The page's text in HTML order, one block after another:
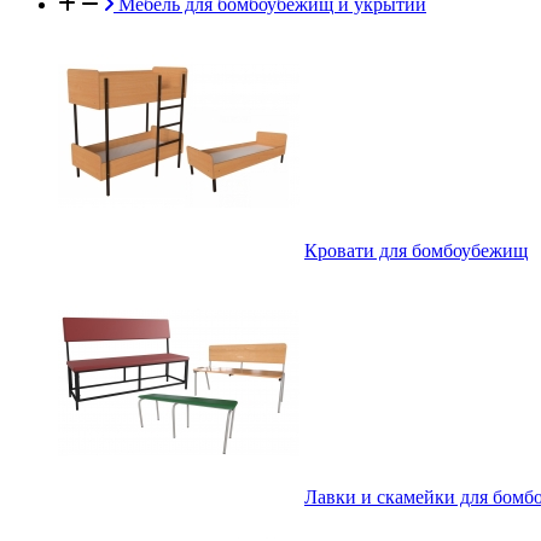
Мебель для бомбоубежищ и укрытий
Кровати для бомбоубежищ
Лавки и скамейки для